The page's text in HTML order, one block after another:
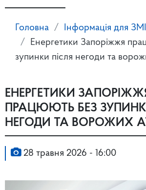
Головна Інформація для ЗМІ
Енергетики Запоріжжя
зупинки після негоди та
ЕНЕРГЕТИКИ
ПРАЦЮЮТЬ БЕЗ
НЕГОДИ ТА ВОРОЖИХ
28 травня 2026 - 16:00